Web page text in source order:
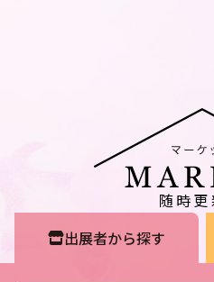
随時更
出展者から探す